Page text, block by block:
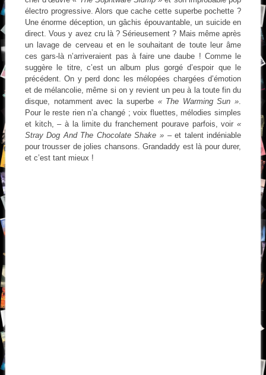
électro progressive. Alors que cache cette superbe pochette ?
Une énorme déception, un gâchis épouvantable, un suicide en
direct. Vous y avez cru là ? Sérieusement ? Mais même après
un lavage de cerveau et en le souhaitant de toute leur âme
ces gars-là n’arriveraient pas à faire une daube ! Comme le
suggère le titre, c’est un album plus gorgé d’espoir que le
précédent. On y perd donc les mélopées chargées d’émotion
et de mélancolie, même si on y revient un peu à la toute fin du
disque, notamment avec la superbe « The Warming Sun »
Pour le reste rien n’a changé ; voix fluettes, mélodies simples
et kitch, – à la limite du franchement pourave parfois, voir«
Stray Dog And The Chocolate Shake » – et talent indéniable
pour trousser de jolies chansons. Grandaddy est là pour durer,
et c’est tant mieux !